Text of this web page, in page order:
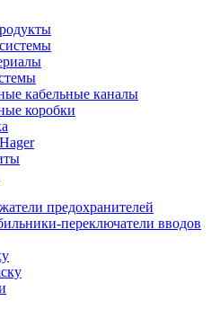
кабельные каналы
коробки
предохранителей
переключатели вводов